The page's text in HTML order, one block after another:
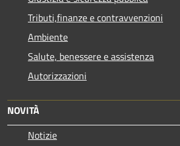
Tributi,finanze e contravvenzioni
Ambiente
Salute, benessere e assistenza
Autorizzazioni
NOVITÀ
Notizie